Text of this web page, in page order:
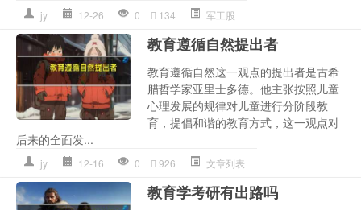
jy 12-26 0 134 军工股
教育遵循自然提出者
教育遵循自然这一观点的提出者是古希
腊哲学家亚里士多德。他主张按照儿童
心理发展的规律对儿童进行分阶段教
育，提倡和谐的教育方式，这一观点对
后来的全面发...
jy 12-16 0 926 文章列表
教育学考研有出路吗